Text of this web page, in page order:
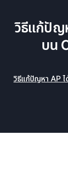
วิธีแก้ปัญ
บน
วิธีแก้ปัญหา AP